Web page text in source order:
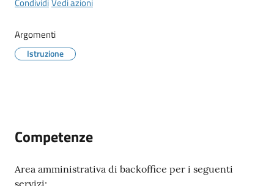
Documenti
e
il
Argomenti
Istruzione
Competenze
Area amministrativa di backoffice per i seguenti
servizi: